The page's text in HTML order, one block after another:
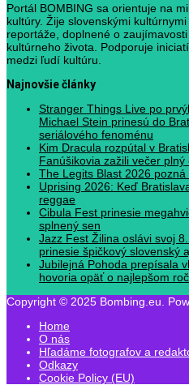
Portál BOMBING sa orientuje na
kultúry. Žije slovenskými
reportáže, doplnené o
kultúrneho života. Podporuje
medzi ľudí kultúru.
Najnovšie články
Stranger Things Live po
Michael Stein prinesú do
seriálového fenoménu
Kim Dracula rozpútal v
Fanúšikovia zažili večer
The Legits Blast 2026
Uprising 2026: Keď
reggae
Cibula Fest prinesie
splnený sen
Jazz Fest Žilina oslávi svoj
prinesie špičkový slovenský
Jubilejná Pohoda prepísala
hovoria opäť o najlepšom
Copyright © 2025 Bombing.eu.
Home
O nás
Hľadáme fotografov a
Odkazy
Cookie Policy (EU)